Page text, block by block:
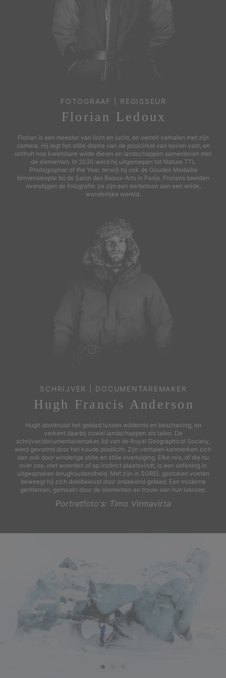
FOTOGRAAF | REGISSEUR
Florian Ledoux
Florian is een meester van licht en lucht, en vertelt verhalen met zijn
camera. Hij legt het stille drama van de poolcirkel van boven vast, en
onthult hoe kwetsbare wilde dieren en landschappen samenleven met
de elementen. In 2020 werd hij uitgeroepen tot Nature TTL
Photographer of the Year, terwijl hij ook de Gouden Medaille
binnensleepte bij de Salon des Beaux-Arts in Parijs. Florians beelden
overstijgen de fotografie: ze zijn een eerbetoon aan een wilde,
wonderlijke wereld.
SCHRIJVER | DOCUMENTAREMAKER
Hugh Francis Anderson
Hugh doorkruist het gebied tussen wildernis en beschaving, en
verkent daarbij zowel landschappen als talen. De
schrijver/documentairemaker, lid van de Royal Geographical Society,
werd gevormd door het koude poollicht. Zijn verhalen kenmerken zich
dan ook door winderige stilte en stille overtuiging. Elke reis, of die nu
over zee, met woorden of op instinct plaatsvindt, is een oefening in
uitgesproken terughoudendheid. Met zijn in SOREL gestoken voeten
beweegt hij zich doelbewust door onbekend gebied. Een moderne
gentleman, gemaakt door de elementen en trouw aan hun lokroep.
Portretfoto's: Timo Virmavirta